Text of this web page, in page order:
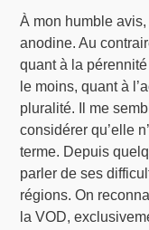
À mon humble
anodine. Au
quant à la
le moins, quant à
pluralité. Il me
considérer qu’elle
terme. Depuis
parler de ses
régions. On
la VOD,